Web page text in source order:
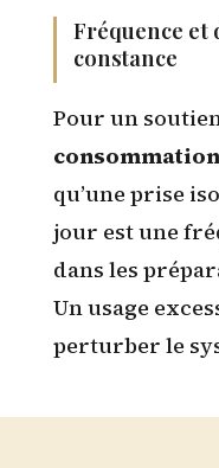
Fréquence et
constance
Pour un
qu’une prise
jour est une
dans les
Un usage
perturber le